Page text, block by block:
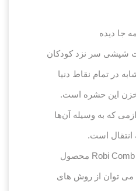
جا دیده
شپشی سر نزد کودکان
در تمام نقاط دنیا
این حشره است.
که به وسیله آن‌ها
است.
از شانه برقی رابی کمب Robi Comb محصول
می توان از روش های